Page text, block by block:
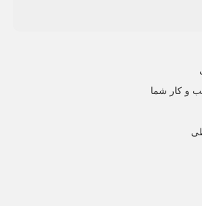
و کار شما